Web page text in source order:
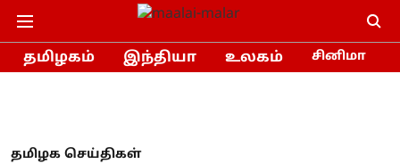
தமிழகம் இந்தியா உலகம் சினிமா
தமிழக செய்திகள்